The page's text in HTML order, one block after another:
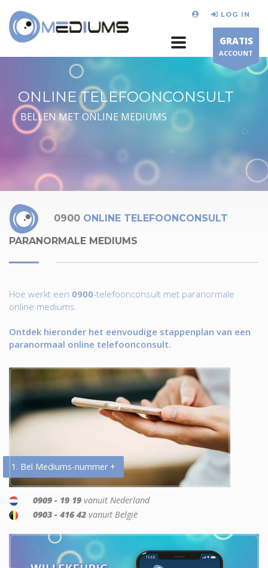
LOG IN
GRATIS
ACCOUNT
ONLINE TELEFOONCONSULT
BELLEN MET ONLINE MEDIUMS
0900 ONLINE TELEFOONCONSULT
PARANORMALE MEDIUMS
Hoe werkt een 0900-telefoonconsult met paranormale
online mediums.
Ontdek hieronder het eenvoudige stappenplan van een
paranormaal online telefoonconsult.
1. Bel Mediums-nummer +
0909 - 19 19 vanuit Nederland
0903 - 416 42 vanuit België